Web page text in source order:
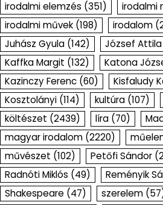
irodalmi elemzés (351) irodalmi
irodalmi művek (198) irodalom
Juhász Gyula (142) József Attila
Kaffka Margit (132) Katona
Kazinczy Ferenc (60) Kisfaludy
Kosztolányi (114) kultúra (107)
költészet (2439) líra (70)
magyar irodalom (2220)
művészet (102) Petőfi Sándor
Radnóti Miklós (49) Reményik
Shakespeare (47) szerelem